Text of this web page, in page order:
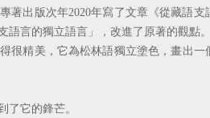
出版次年2020年寫了文章《從藏語支
言的獨立語言」，改進了原著的觀點。
精美，它為松林語獨立塗色，畫出一
它的鋒芒。